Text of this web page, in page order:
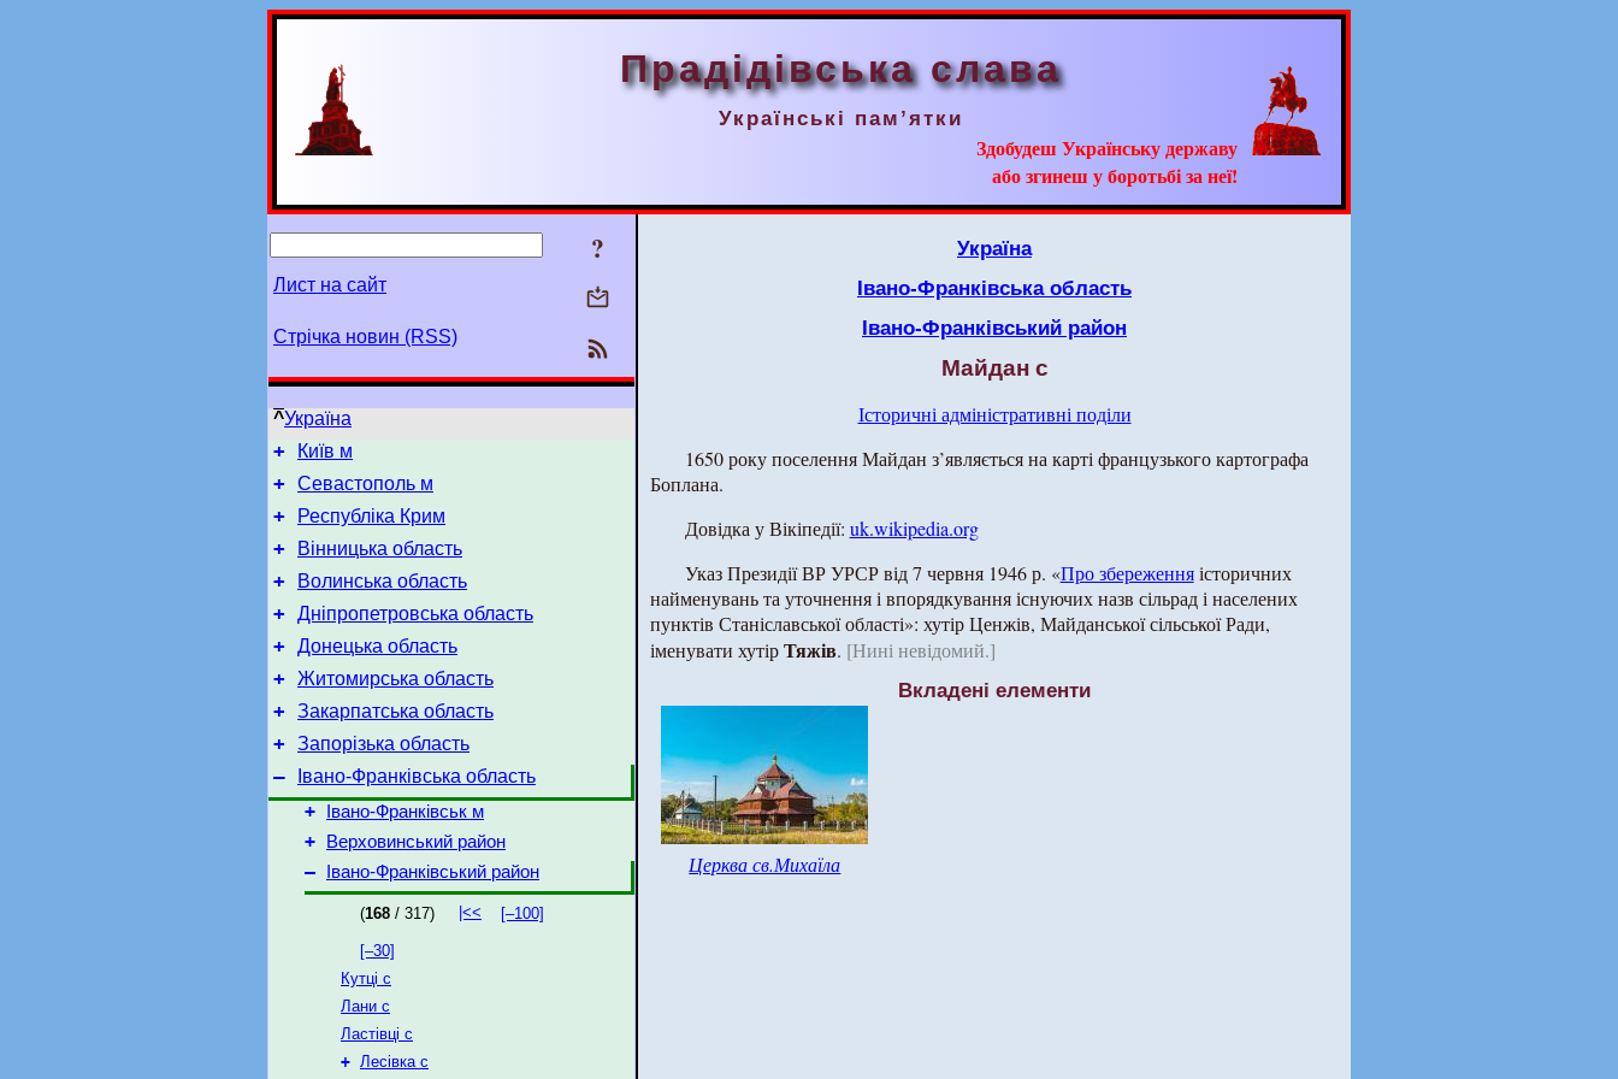
Прадідівська слава
Українські пам’ятки
Здобудеш Українську державу
або згинеш у боротьбі за неї!
?
Лист на сайт
Стрічка новин (RSS)
^Україна
+ Київ м
+ Севастополь м
+ Республіка Крим
+ Вінницька область
+ Волинська область
+ Дніпропетровська область
+ Донецька область
+ Житомирська область
+ Закарпатська область
+ Запорізька область
–
Івано-Франківська область
+
Івано-Франківськ м
+ Верховинський район
– Івано-Франківський район
(168 / 317) |<< [–100]
[–30]
Кутці с
Лани с
Ластівці с
+ Лесівка с
Україна
Івано-Франківська область
Івано-Франківський район
Майдан с
Історичні адміністративні поділи
1650 року поселення Майдан з’являється на карті французького картографа
Боплана.
Довідка у Вікіпедії: uk.wikipedia.org
Указ Президії ВР УРСР від 7 червня 1946 р. «Про збереженняісторичних
найменувань та уточнення і впорядкування існуючих назв сільрад і населених
пунктів Станіславської області»: хутір Ценжів, Майданської сільської Ради,
іменувати хутірТяжів. [Нині невідомий.]
Вкладені елементи
Церква св.Михаїла